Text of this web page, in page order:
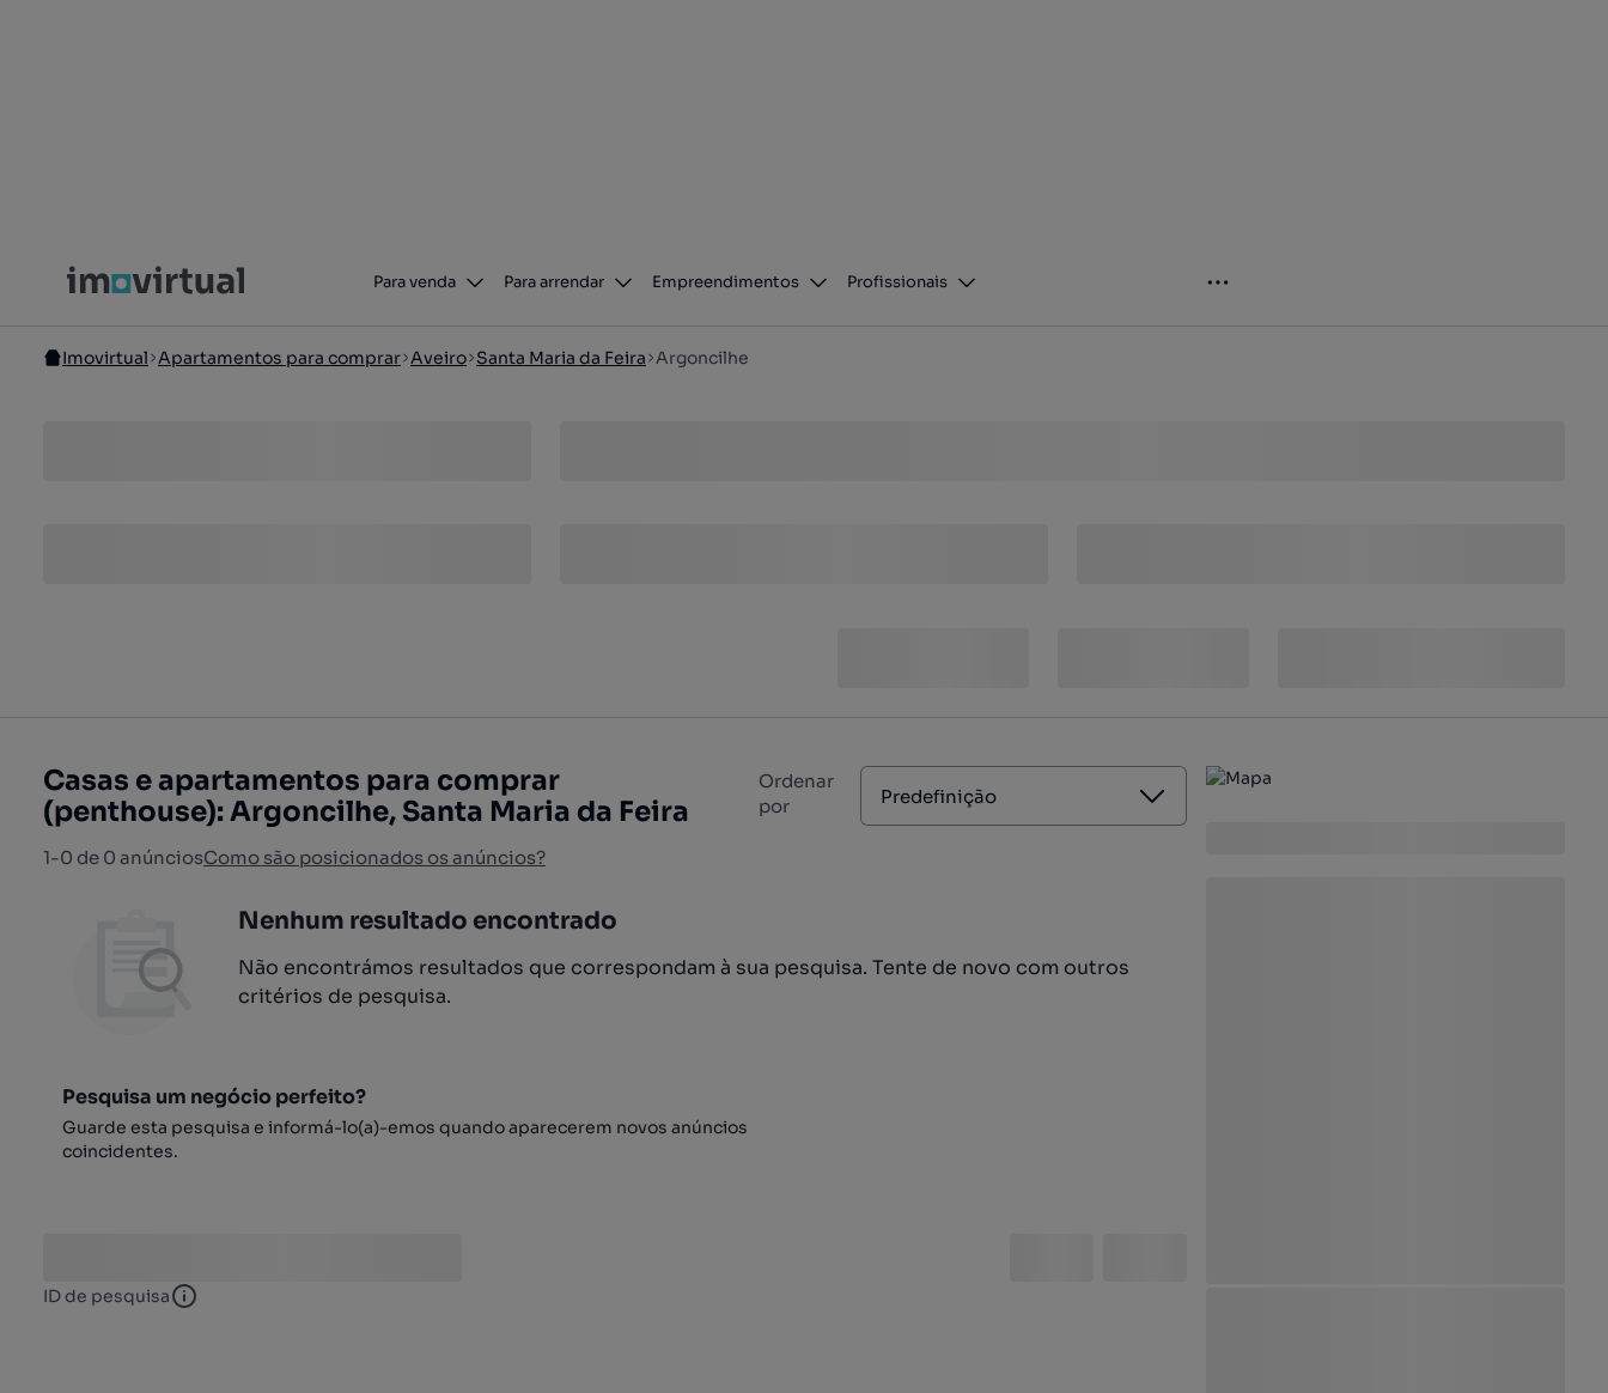
Para venda Para arrendar Empreendimentos Profissionais
Imovirtual Apartamentos para comprar Aveiro Santa Maria da Feira Argoncilhe
Casas e apartamentos para comprar
(penthouse): Argoncilhe, Santa Maria da Feira
1-0 de 0 anúnciosComo são posicionados os anúncios?
Ordenar
por
Predefinição
Nenhum resultado encontrado
Não encontrámos resultados que correspondam à sua pesquisa. Tente de novo com outros
critérios de pesquisa.
Pesquisa um negócio perfeito?
Guarde esta pesquisa e informá-lo(a)-emos quando aparecerem novos anúncios
coincidentes.
ID de pesquisa ID de pesquisa